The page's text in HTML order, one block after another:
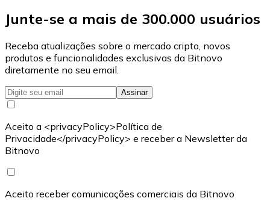
Junte-se a mais de 300.000 usuários
Receba atualizações sobre o mercado cripto, novos
produtos e funcionalidades exclusivas da Bitnovo
diretamente no seu email.
Assinar
Aceito a <privacyPolicy>Política de
Privacidade</privacyPolicy> e receber a Newsletter da
Bitnovo
Aceito receber comunicações comerciais da Bitnovo